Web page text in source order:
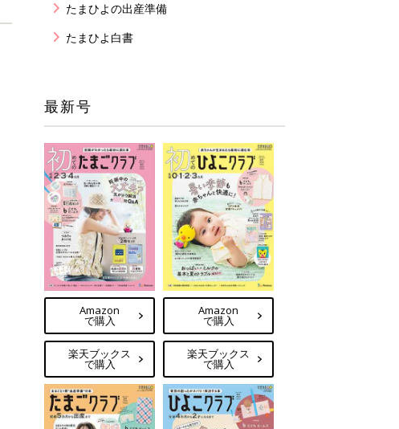
たまひよの出産準備
たまひよ白書
最新号
Amazon
で購入
楽天ブックス
で購入
Amazon
で購入
楽天ブックス
で購入